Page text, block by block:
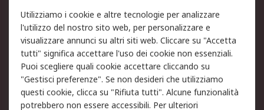
Informativa Cookie
Informativa Privacy -
Aggiornata
Email Security
Termini d'uso
Condizioni di vendita
Condizioni generali di
servizio
Etica e responsabilità
Utilizziamo i cookie e altre tecnologie per analizzare
l'utilizzo del nostro sito web, per personalizzare e
visualizzare annunci su altri siti web. Cliccare su "Accetta
tutti" significa accettare l'uso dei cookie non essenziali.
Puoi scegliere quali cookie accettare cliccando su
"Gestisci preferenze". Se non desideri che utilizziamo
questi cookie, clicca su "Rifiuta tutti". Alcune funzionalità
potrebbero non essere accessibili. Per ulteriori